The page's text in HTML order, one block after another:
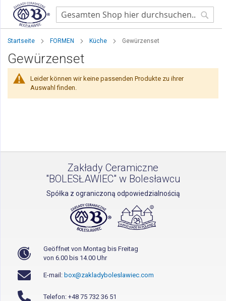
Startseite FORMEN Küche Gewürzenset
Gewürzenset
Leider können wir keine passenden Produkte zu ihrer
Auswahl finden.
Zakłady Ceramiczne
"BOLESŁAWIEC" w Bolesławcu
Spółka z ograniczoną odpowiedzialnością
Geöffnet von Montag bis Freitag
von 6.00 bis 14.00 Uhr
E-mail: box@zakladyboleslawiec.com
Telefon: +48 75 732 36 51